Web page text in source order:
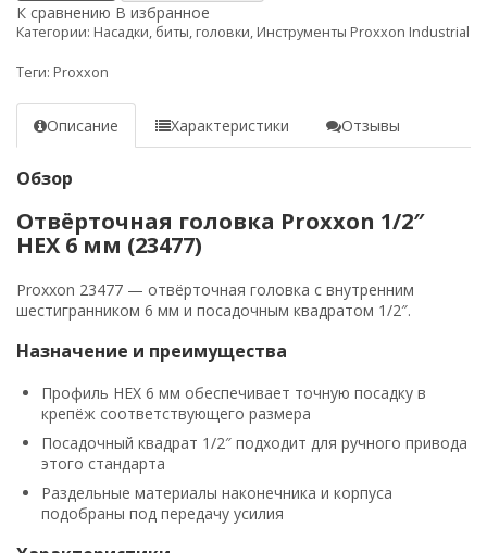
К сравнению В избранное
Категории: Насадки, биты, головки, Инструменты Proxxon Industrial
Теги: Proxxon
Описание Характеристики Отзывы
Обзор
Отвёрточная головка Proxxon 1/2″
HEX 6 мм (23477)
Proxxon 23477 — отвёрточная головка с внутренним
шестигранником 6 мм и посадочным квадратом 1/2″.
Назначение и преимущества
Профиль HEX 6 мм обеспечивает точную посадку в
крепёж соответствующего размера
Посадочный квадрат 1/2″ подходит для ручного привода
этого стандарта
Раздельные материалы наконечника и корпуса
подобраны под передачу усилия